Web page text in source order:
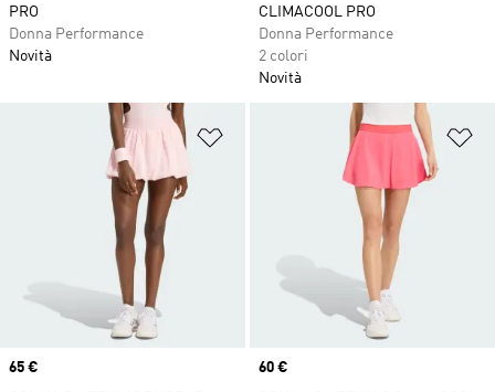
PRO
Donna Performance
Novità
CLIMACOOL PRO
Donna Performance
2 colori
Novità
Aggiungi alla lista dei desideri
Price
65 €
Price
60 €